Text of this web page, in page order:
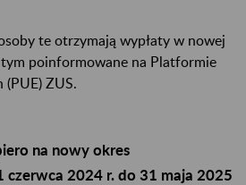
te otrzymają wypłaty w nowej
poinformowane na Platformie
(PUE) ZUS.
na nowy okres
czerwca 2024 r. do 31 maja 2025